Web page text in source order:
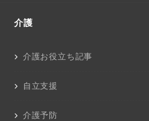
介護
介護お役立ち記事
自立支援
介護予防